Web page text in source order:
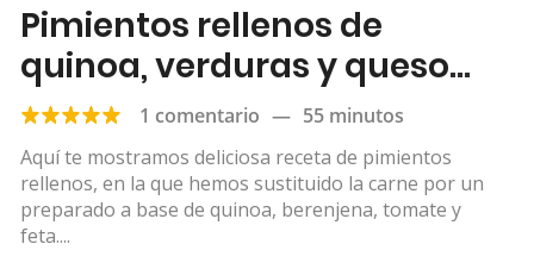
Pimientos rellenos de
quinoa, verduras y queso
feta
1 comentario — 55 minutos
Aquí te mostramos deliciosa receta de pimientos
rellenos, en la que hemos sustituido la carne por un
preparado a base de quinoa, berenjena, tomate y
feta....